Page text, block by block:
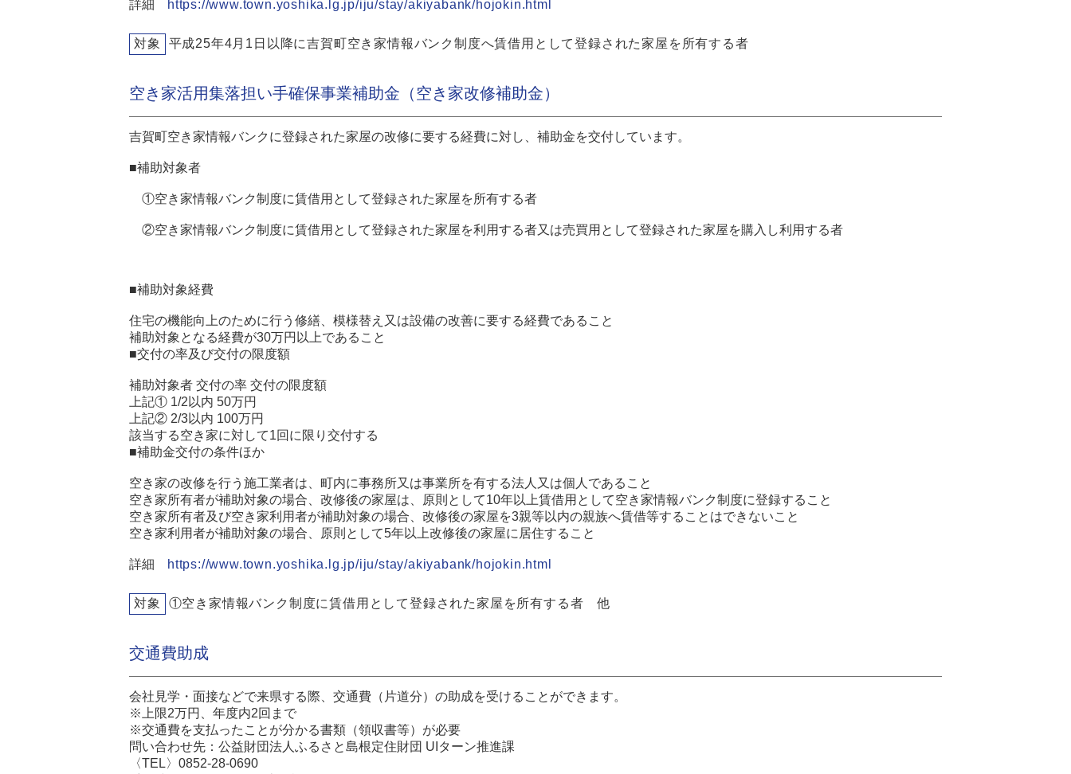
詳細 https://www.town.yoshika.lg.jp/iju/stay/akiyabank/hojokin.html
対象 平成25年4月1日以降に吉賀町空き家情報バンク制度へ賃借用として登録された家屋を所有する者
空き家活用集落担い手確保事業補助金（空き家改修補助金）
吉賀町空き家情報バンクに登録された家屋の改修に要する経費に対し、補助金を交付しています。
■補助対象者
①空き家情報バンク制度に賃借用として登録された家屋を所有する者
②空き家情報バンク制度に賃借用として登録された家屋を利用する者又は売買用として登録された家屋を購入し利用する者
■補助対象経費
住宅の機能向上のために行う修繕、模様替え又は設備の改善に要する経費であること
補助対象となる経費が30万円以上であること
■交付の率及び交付の限度額
補助対象者 交付の率 交付の限度額
上記① 1/2以内 50万円
上記② 2/3以内 100万円
該当する空き家に対して1回に限り交付する
■補助金交付の条件ほか
空き家の改修を行う施工業者は、町内に事務所又は事業所を有する法人又は個人であること
空き家所有者が補助対象の場合、改修後の家屋は、原則として10年以上賃借用として空き家情報バンク制度に登録すること
空き家所有者及び空き家利用者が補助対象の場合、改修後の家屋を3親等以内の親族へ賃借等することはできないこと
空き家利用者が補助対象の場合、原則として5年以上改修後の家屋に居住すること
詳細 https://www.town.yoshika.lg.jp/iju/stay/akiyabank/hojokin.html
対象 ①空き家情報バンク制度に賃借用として登録された家屋を所有する者 他
交通費助成
会社見学・面接などで来県する際、交通費（片道分）の助成を受けることができます。
※上限2万円、年度内2回まで
※交通費を支払ったことが分かる書類（領収書等）が必要
問い合わせ先：公益財団法人ふるさと島根定住財団 UIターン推進課
〈TEL〉0852-28-0690